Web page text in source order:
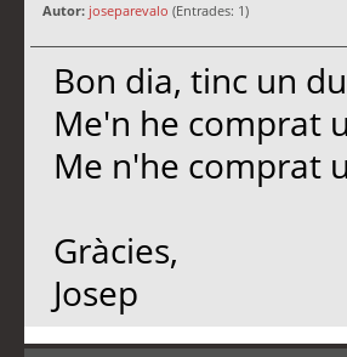
Autor: joseparevalo (Entrades: 1)
Bon dia, tinc un
Me'n he comprat
Me n'he comprat
Gràcies,
Josep